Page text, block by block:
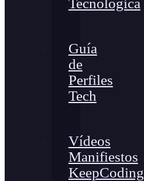
Tecnológica
Guía
de
Perfiles
Tech
Vídeos
Manifiestos
KeepCoding